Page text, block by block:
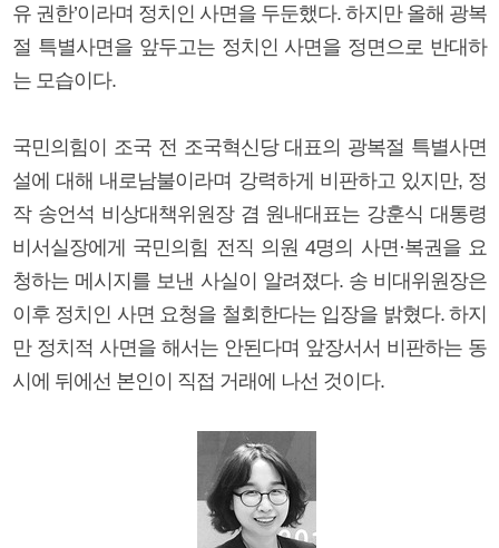
유 권한’이라며 정치인 사면을 두둔했다. 하지만 올해 광복
절 특별사면을 앞두고는 정치인 사면을 정면으로 반대하
는 모습이다.
국민의힘이 조국 전 조국혁신당 대표의 광복절 특별사면
설에 대해 내로남불이라며 강력하게 비판하고 있지만, 정
작 송언석 비상대책위원장 겸 원내대표는 강훈식 대통령
비서실장에게 국민의힘 전직 의원 4명의 사면·복권을 요
청하는 메시지를 보낸 사실이 알려졌다. 송 비대위원장은
이후 정치인 사면 요청을 철회한다는 입장을 밝혔다. 하지
만 정치적 사면을 해서는 안된다며 앞장서서 비판하는 동
시에 뒤에선 본인이 직접 거래에 나선 것이다.